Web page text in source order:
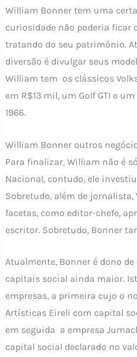
William Bonner tem uma
curiosidade não poderia ficar
tratando do seu patrimônio.
diversão é divulgar seus
William tem os clássicos
em R$13 mil, um Golf GTI e
1966.
William Bonner outros
Para finalizar, William não é
Nacional, contudo, ele
Sobretudo, além de
facetas, como editor-chefe,
escritor. Sobretudo, Bonner
Atualmente, Bonner é dono
capitais social ainda maior.
empresas, a primeira cujo o
Artísticas Eireli com capital
em seguida a empresa
capital social declarado no